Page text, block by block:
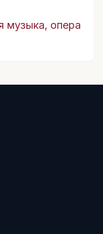
музыка, опера